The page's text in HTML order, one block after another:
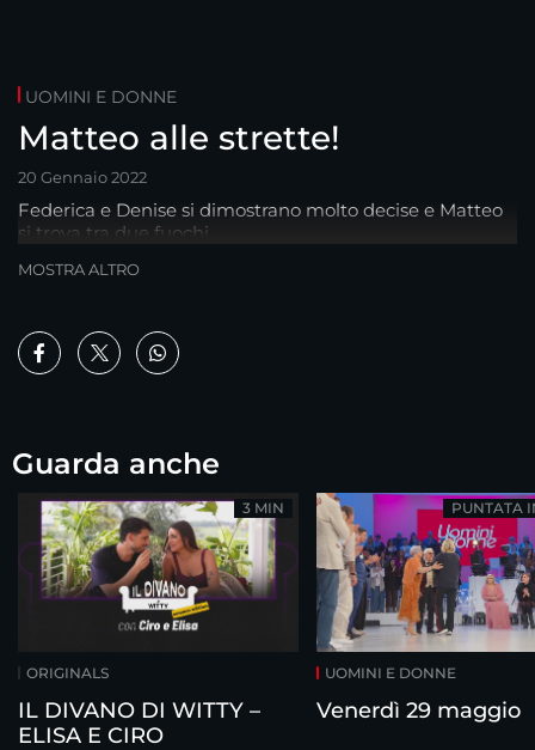
UOMINI E DONNE
Matteo alle strette!
20 Gennaio 2022
Federica e Denise si dimostrano molto decise e Matteo
si trova tra due fuochi...
MOSTRA ALTRO
Guarda anche
ORIGINALS
IL DIVANO DI WITTY –
ELISA E CIRO
3 MIN
UOMINI E DONNE
Venerdì 29 maggio
PUNTATA